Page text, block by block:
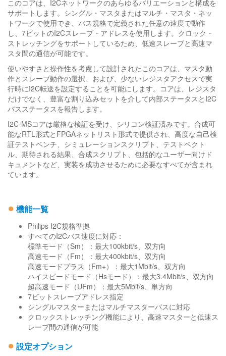
このコアは、I2Cネットワークのあらゆるバリエーションと構成を
サポートします。シングル・マスタまたはマルチ・マスタ・ネッ
トワークで使用でき、バス規格で定義された任意の速度で動作
し、7ビットのI2Cスレーブ・アドレスを使用します。クロック・
ストレッチングをサポートしているため、低速スレーブと高速マ
スタ間の通信が可能です。
使いやすさと操作性を考慮して設計されたこのコアは、マスタ動
作とスレーブ動作の選択、および、少ないレジスタアクセスで実
行時にI2C転送を設定することを可能にします。コアは、レジスタ
だけでなく、豊富な割り込みセットを介して内部ステータスとI2C
バスステータスを報告します。
I2C-MSコアは厳格な検証を受け、シリコン検証済みです。合成可
能なRTL形式とFPGAネットリスト形式で提供され、高度な自己検
証テストベンチ、シミュレーションスクリプト、テストベクト
ル、期待される結果、合成スクリプト、包括的なユーザー向けド
キュメントなど、実装を成功させるために必要なすべてが含まれ
ています。
● 機能一覧
Philips I2C規格準拠
すべてのI2Cバス速度に対応：
標準モード（Sm）：最大100kbit/s、双方向
高速モード（Fm）：最大400kbit/s、双方向
高速モードプラス（Fm+）：最大1Mbit/s、双方向
ハイスピードモード（Hsモード）：最大3.4Mbit/s、双方向
超高速モード（UFm）：最大5Mbit/s、単方向
7ビットスレーブアドレス指定
シングルマスターまたはマルチマスターバスに対応
クロックストレッチング機能により、高速マスターと低速ス
レーブ間の通信が可能
● 設定オプション